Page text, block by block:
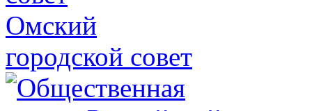
Омский
городской совет